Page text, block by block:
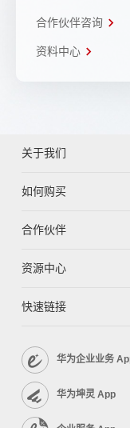
合作伙伴咨询
资料中心
关于我们
如何购买
合作伙伴
资源中心
快速链接
华为企业业务
华为坤灵 App